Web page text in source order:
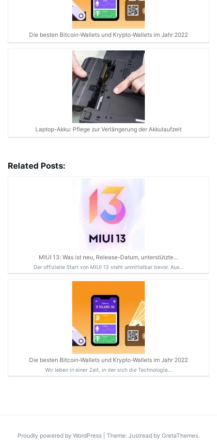
Die besten Bitcoin-Wallets und Krypto-Wallets im Jahr 2022
Laptop-Akku: Pflege zur Verlängerung der Akkulaufzeit
Related Posts:
MIUI 13: Was ist neu, Release-Datum, unterstützte…
Der offizielle Start von MIUI 13 steht unmittelbar bevor. Aus…
Die besten Bitcoin-Wallets und Krypto-Wallets im Jahr 2022
Wir leben in einer Zeit, in der sich die Technologie…
Proudly powered by WordPress Theme: Justread by GretaThemes.